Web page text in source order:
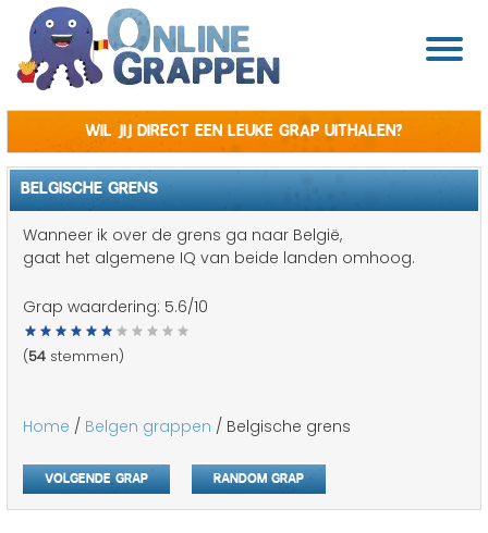
Wil jij direct een leuke grap uithalen?
BELGISCHE GRENS
Wanneer ik over de grens ga naar België,
gaat het algemene IQ van beide landen omhoog.
Grap waardering: 5.6/10
(54 stemmen)
Home / Belgen grappen / Belgische grens
Volgende grap Random grap